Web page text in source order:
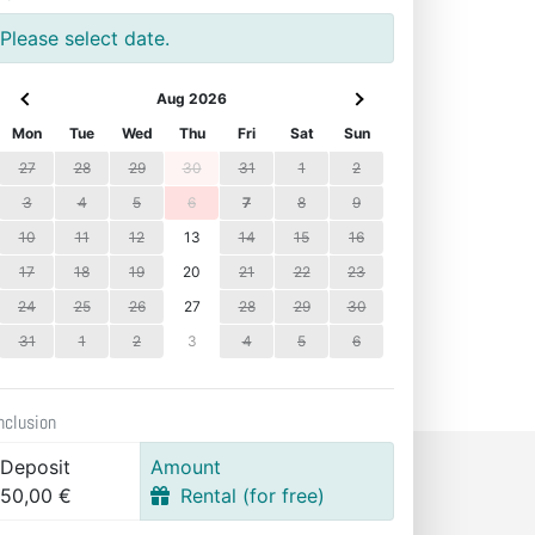
Please select date.
Aug 2026
Mon
Tue Wed Thu Fri Sat
Sun
27
28 29 30 31 1
2
3
4 5 6 7 8
9
10
11 12 13 14 15
16
17
18 19 20 21 22
23
24
25 26 27 28 29
30
31
1 2 3 4 5 6
Deposit
50,00 €
Amount
Rental (for free)